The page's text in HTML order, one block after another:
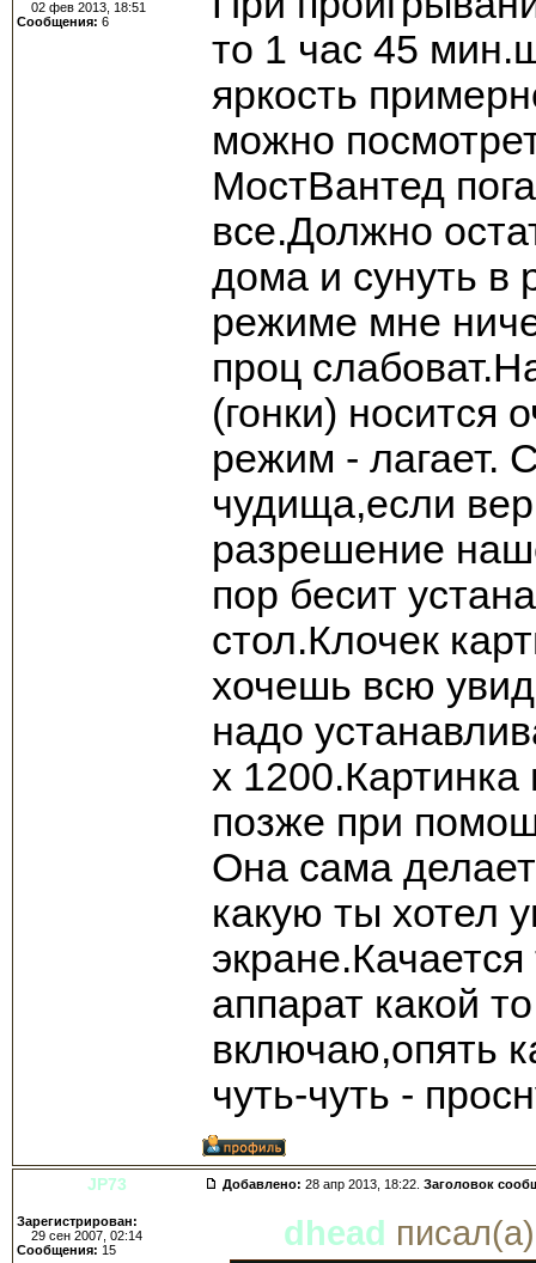
02 фев 2013, 18:51
Сообщения: 6
то 1 час 45
яркость
можно
МостВантед
все.Должно
дома и сунуть в
режиме мне
проц
(гонки) носится
режим - лагает.
чудища,если
разрешение
пор бесит
стол.Клочек
хочешь всю
надо
х 1200.Картинка
позже при
Она сама
какую ты хотел
аппарат какой
включаю,опять
чуть-чуть -
JP73 Добавлено: 28 апр 2013, 18:22. Заголовок
Зарегистрирован:
29 сен 2007, 02:14
Сообщения: 15 dhead